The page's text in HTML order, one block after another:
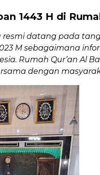
1443 H di
datang pada
M sebagaimana
Rumah Qur’an Al
dengan